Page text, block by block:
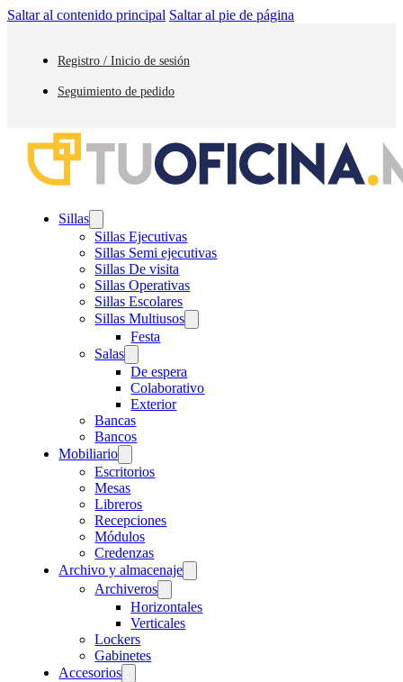
Saltar al contenido principal Saltar al pie de página
Registro / Inicio de sesión
Seguimiento de pedido
Sillas
Sillas Ejecutivas
Sillas Semi ejecutivas
Sillas De visita
Sillas Operativas
Sillas Escolares
Sillas Multiusos
Festa
Salas
De espera
Colaborativo
Exterior
Bancas
Bancos
Mobiliario
Escritorios
Mesas
Libreros
Recepciones
Módulos
Credenzas
Archivo y almacenaje
Archiveros
Horizontales
Verticales
Lockers
Gabinetes
Accesorios